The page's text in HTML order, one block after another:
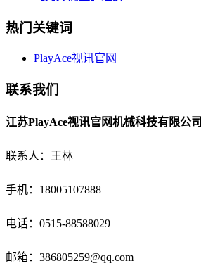
热门关键词
PlayAce视讯官网
联系我们
江苏PlayAce视讯官网机械科技有限公司
联系人：王林
手机：18005107888
电话： 0515-88588029
邮箱： 386805259@qq.com